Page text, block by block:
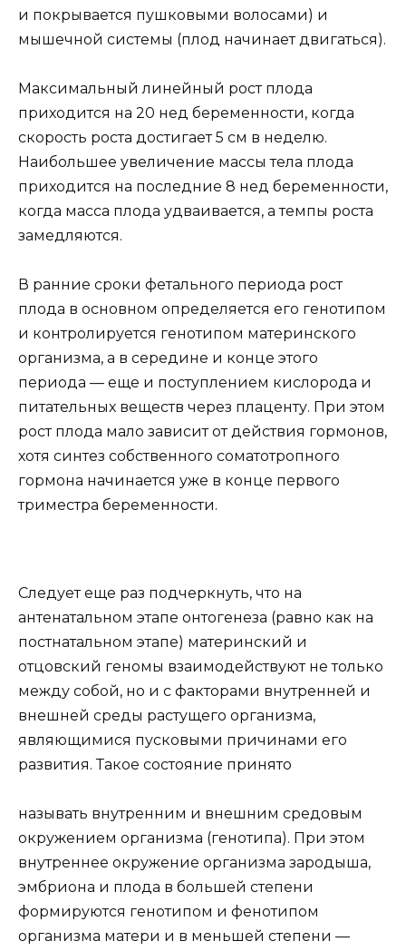
и покрывается пушковыми волосами) и
мышечной системы (плод начинает двигаться).
Максимальный линейный рост плода
приходится на 20 нед беременности, когда
скорость роста достигает 5 см в неделю.
Наибольшее увеличение массы тела плода
приходится на последние 8 нед беременности,
когда масса плода удваивается, а темпы роста
замедляются.
В ранние сроки фетального периода рост
плода в основном определяется его генотипом
и контролируется генотипом материнского
организма, а в середине и конце этого
периода — еще и поступлением кислорода и
питательных веществ через плаценту. При этом
рост плода мало зависит от действия гормонов,
хотя синтез собственного соматотропного
гормона начинается уже в конце первого
триместра беременности.
Следует еще раз подчеркнуть, что на
антенатальном этапе онтогенеза (равно как на
постнатальном этапе) материнский и
отцовский геномы взаимодействуют не только
между собой, но и с факторами внутренней и
внешней среды растущего организма,
являющимися пусковыми причинами его
развития. Такое состояние принято
называть внутренним и внешним средовым
окружением организма (генотипа). При этом
внутреннее окружение организма зародыша,
эмбриона и плода в большей степени
формируются генотипом и фенотипом
организма матери и в меньшей степени —